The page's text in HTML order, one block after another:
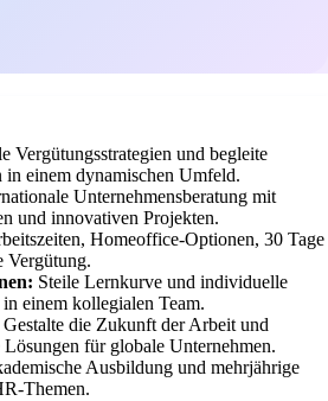
Vergütungsstrategien und begleite
in einem dynamischen Umfeld.
Unternehmensberatung mit
und innovativen Projekten.
Homeoffice-Optionen, 30 Tage
Vergütung.
Steile Lernkurve und individuelle
einem kollegialen Team.
Gestalte die Zukunft der Arbeit und
für globale Unternehmen.
Ausbildung und mehrjährige
Themen.